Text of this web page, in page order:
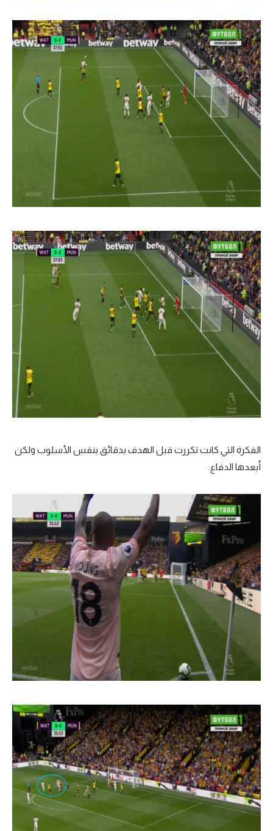
الفكرة التي كانت تكررت قبل الهدف بدقائق بنفس الأسلوب ولكن
أبعدها الدفاع.